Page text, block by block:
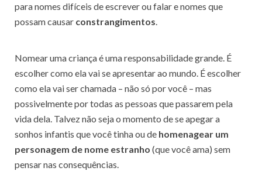
para nomes difíceis de escrever ou falar e nomes que
possam causar constrangimentos.
Nomear uma criança é uma responsabilidade grande. É
escolher como ela vai se apresentar ao mundo. É escolher
como ela vai ser chamada – não só por você – mas
possivelmente por todas as pessoas que passarem pela
vida dela. Talvez não seja o momento de se apegar a
sonhos infantis que você tinha ou de homenagear um
personagem de nome estranho (que você ama) sem
pensar nas consequências.